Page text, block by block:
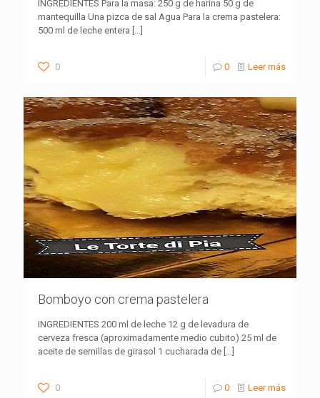
INGREDIENTES Para la masa: 250 g de harina 50 g de
mantequilla Una pizca de sal Agua Para la crema pastelera:
500 ml de leche entera […]
0 0 Leer más
Bomboyo con crema pastelera
INGREDIENTES 200 ml de leche 12 g de levadura de
cerveza fresca (aproximadamente medio cubito) 25 ml de
aceite de semillas de girasol 1 cucharada de […]
0 0 Leer más